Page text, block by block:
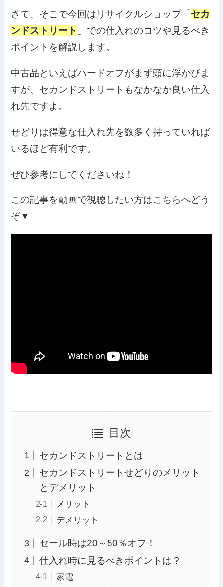
さて、そこで今回はリサイクルショップ「 セカ
ンドストリート 」での仕入れのコツや見るべき
ポイントを解説します。
中古品といえばハードオフがまず頭に浮かびま
すが、セカンドストリートもなかなか良い仕入
れ先ですよ。
せどりは得意な仕入れ先を数多く持っていれば
いるほど有利です。
ぜひ参考にしてくださいね！
この記事を動画で視聴したい方はこちらへどう
ぞ▼
目次
セカンドストリートとは
セカンドストリートせどりのメリット
とデメリット
メリット
デメリット
セール時は20～50％オフ！
仕入れ時に見るべきポイントは？
家電